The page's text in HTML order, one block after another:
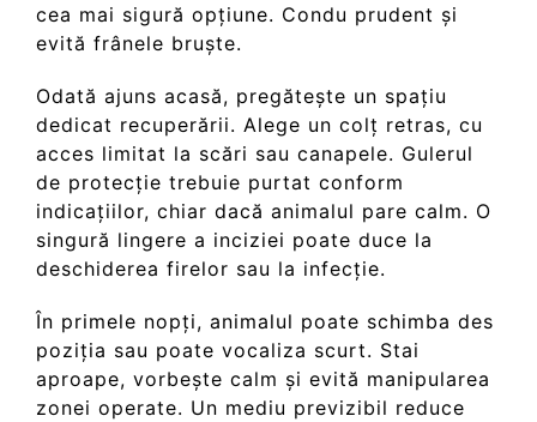
cea mai sigură opțiune. Condu prudent și
evită frânele bruște.
Odată ajuns acasă, pregătește un spațiu
dedicat recuperării. Alege un colț retras, cu
acces limitat la scări sau canapele. Gulerul
de protecție trebuie purtat conform
indicațiilor, chiar dacă animalul pare calm. O
singură lingere a inciziei poate duce la
deschiderea firelor sau la infecție.
În primele nopți, animalul poate schimba des
poziția sau poate vocaliza scurt. Stai
aproape, vorbește calm și evită manipularea
zonei operate. Un mediu previzibil reduce